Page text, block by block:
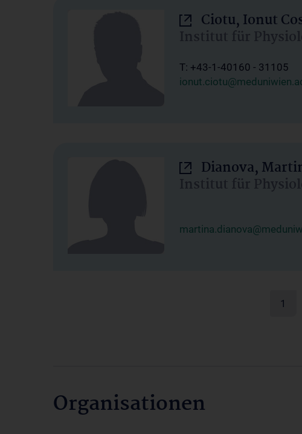
Ciotu, Ionut
Institut für
T: +43-1-40160 - 31105
Dianova,
Institut für
1
Organisationen